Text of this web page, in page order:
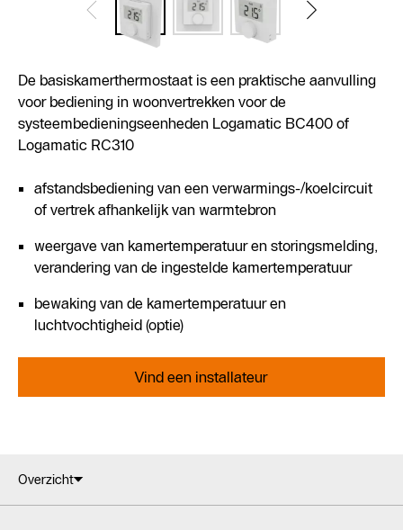
De basiskamerthermostaat is een praktische aanvulling
voor bediening in woonvertrekken voor de
systeembedieningseenheden Logamatic BC400 of
Logamatic RC310
afstandsbediening van een verwarmings-/koelcircuit
of vertrek afhankelijk van warmtebron
weergave van kamertemperatuur en storingsmelding,
verandering van de ingestelde kamertemperatuur
bewaking van de kamertemperatuur en
luchtvochtigheid (optie)
Vind een installateur
Overzicht